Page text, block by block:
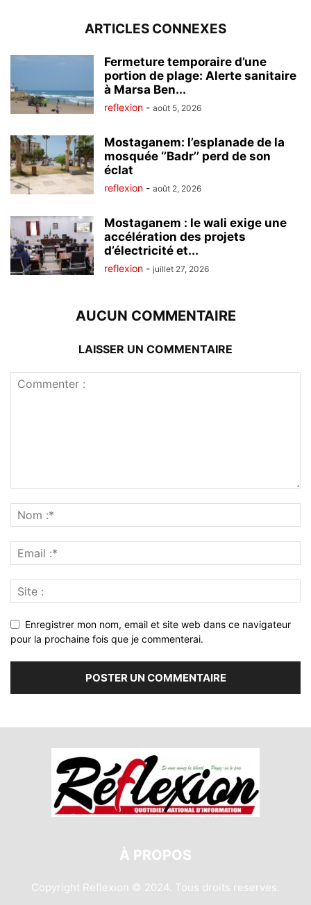
ARTICLES CONNEXES
Fermeture temporaire d’une
portion de plage: Alerte sanitaire
à Marsa Ben...
reflexion - août 5, 2026
Mostaganem: l’esplanade de la
mosquée ‘’Badr’’ perd de son
éclat
reflexion - août 2, 2026
Mostaganem : le wali exige une
accélération des projets
d’électricité et...
reflexion - juillet 27, 2026
AUCUN COMMENTAIRE
LAISSER UN COMMENTAIRE
Enregistrer mon nom, email et site web dans ce navigateur
pour la prochaine fois que je commenterai.
À PROPOS
Copyright Reflexion © 2024. Tous droits reserves.